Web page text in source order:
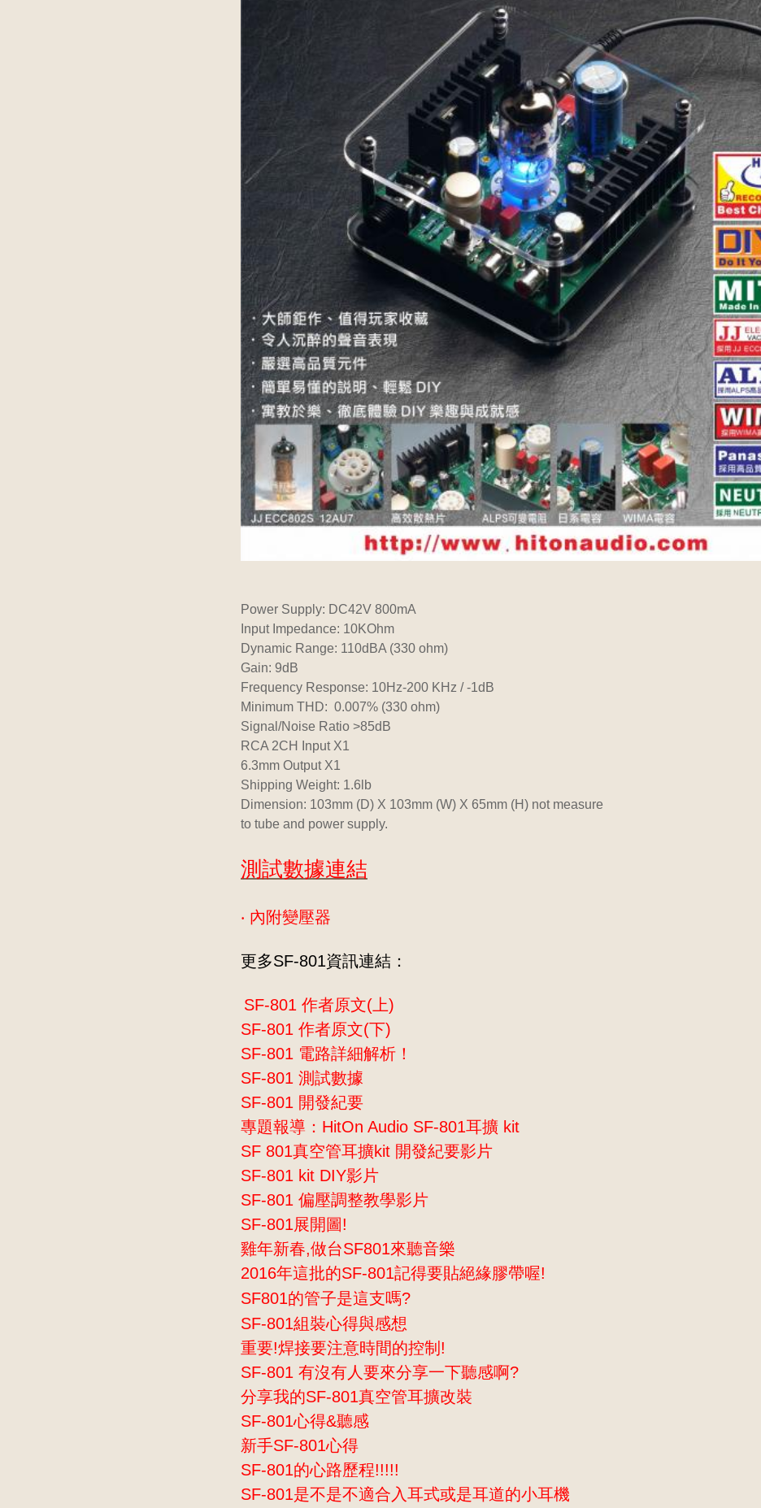
Power Supply: DC42V 800mA
Input Impedance: 10KOhm
Dynamic Range: 110dBA (330 ohm)
Gain: 9dB
Frequency Response: 10Hz-200 KHz / -1dB
Minimum THD: 0.007% (330 ohm)
Signal/Noise Ratio >85dB
RCA 2CH Input X1
6.3mm Output X1
Shipping Weight: 1.6lb
Dimension: 103mm (D) X 103mm (W) X 65mm (H) not measure
to tube and power supply.
測試數據連結
‧ 內附變壓器
更多SF-801資訊連結：
SF-801 作者原文(上)
SF-801 作者原文(下)
SF-801 電路詳細解析！
SF-801 測試數據
SF-801 開發紀要
專題報導：HitOn Audio SF-801耳擴 kit
SF 801真空管耳擴kit 開發紀要影片
SF-801 kit DIY影片
SF-801 偏壓調整教學影片
SF-801展開圖!
雞年新春,做台SF801來聽音樂
2016年這批的SF-801記得要貼絕緣膠帶喔!
SF801的管子是這支嗎?
SF-801組裝心得與感想
重要!焊接要注意時間的控制!
SF-801 有沒有人要來分享一下聽感啊?
分享我的SF-801真空管耳擴改裝
SF-801心得&聽感
新手SF-801心得
SF-801的心路歷程!!!!!
SF-801是不是不適合入耳式或是耳道的小耳機